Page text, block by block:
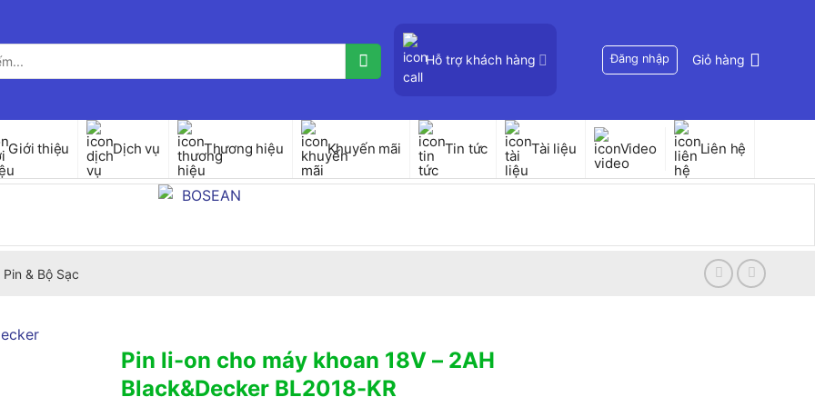
Hỗ trợ khách hàng Đăng nhập Giỏ hàng
Giới thiệu Dịch vụ Thương hiệu Khuyến mãi Tin tức Tài liệu Video Liên hệ
& Bộ Sạc
Pin li-on cho máy khoan 18V – 2AH
Black&Decker BL2018-KR